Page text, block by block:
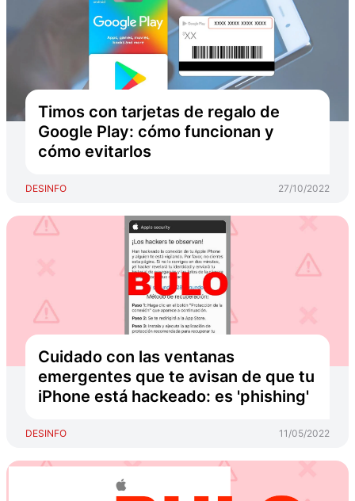
Timos con tarjetas de regalo de
Google Play: cómo funcionan y
cómo evitarlos
DESINFO 27/10/2022
Cuidado con las ventanas
emergentes que te avisan de que tu
iPhone está hackeado: es 'phishing'
DESINFO 11/05/2022